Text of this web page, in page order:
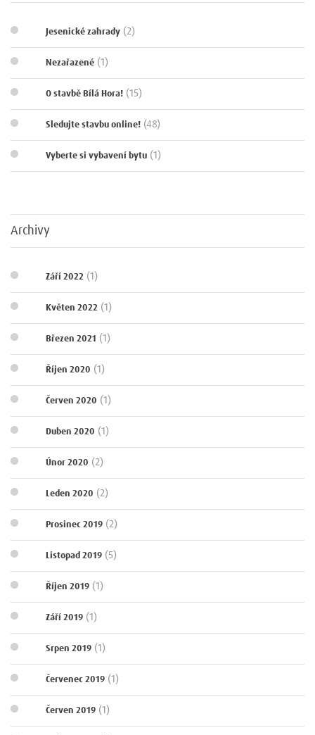
Jesenické zahrady (2)
Nezařazené (1)
O stavbě Bílá Hora! (15)
Sledujte stavbu online! (48)
Vyberte si vybavení bytu (1)
Archivy
Září 2022 (1)
Květen 2022 (1)
Březen 2021 (1)
Říjen 2020 (1)
Červen 2020 (1)
Duben 2020 (1)
Únor 2020 (2)
Leden 2020 (2)
Prosinec 2019 (2)
Listopad 2019 (5)
Říjen 2019 (1)
Září 2019 (1)
Srpen 2019 (1)
Červenec 2019 (1)
Červen 2019 (1)